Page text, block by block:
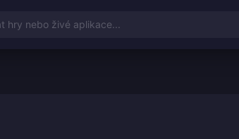
hry nebo živé aplikace...